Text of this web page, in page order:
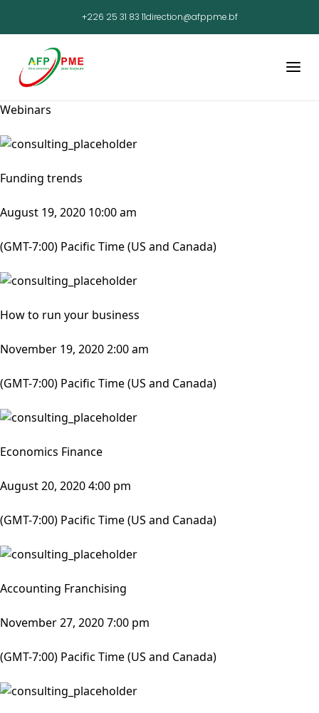
+226 25 31 83 11direction@afppme.bf
Webinars
Funding trends
August 19, 2020 10:00 am
(GMT-7:00) Pacific Time (US and Canada)
How to run your business
November 19, 2020 2:00 am
(GMT-7:00) Pacific Time (US and Canada)
Economics Finance
August 20, 2020 4:00 pm
(GMT-7:00) Pacific Time (US and Canada)
Accounting Franchising
November 27, 2020 7:00 pm
(GMT-7:00) Pacific Time (US and Canada)